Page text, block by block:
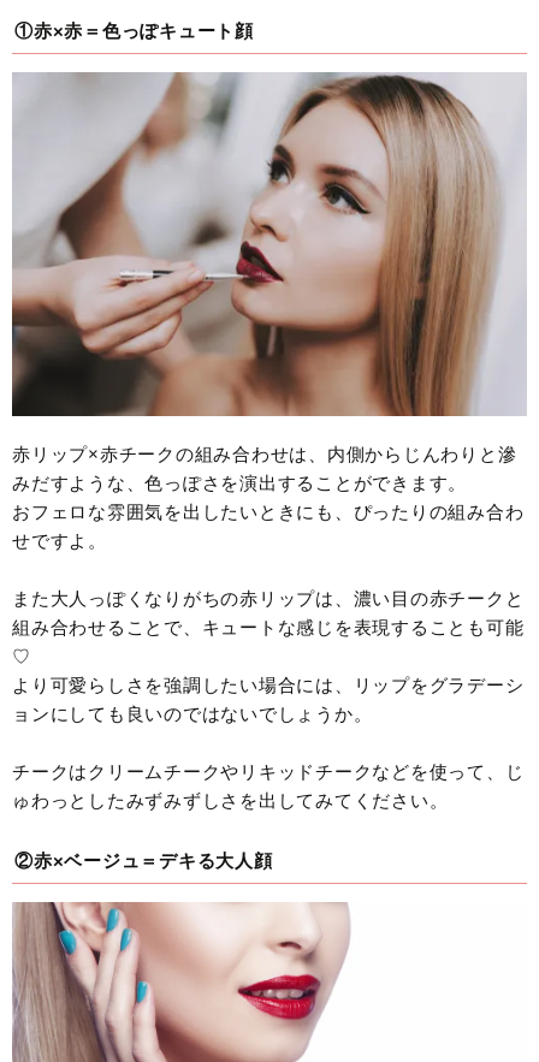
①赤×赤＝色っぽキュート顔
赤リップ×赤チークの組み合わせは、内側からじんわりと滲
みだすような、色っぽさを演出することができます。
おフェロな雰囲気を出したいときにも、ぴったりの組み合わ
せですよ。
また大人っぽくなりがちの赤リップは、濃い目の赤チークと
組み合わせることで、キュートな感じを表現することも可能
♡
より可愛らしさを強調したい場合には、リップをグラデーシ
ョンにしても良いのではないでしょうか。
チークはクリームチークやリキッドチークなどを使って、じ
ゅわっとしたみずみずしさを出してみてください。
②赤×ベージュ＝デキる大人顔